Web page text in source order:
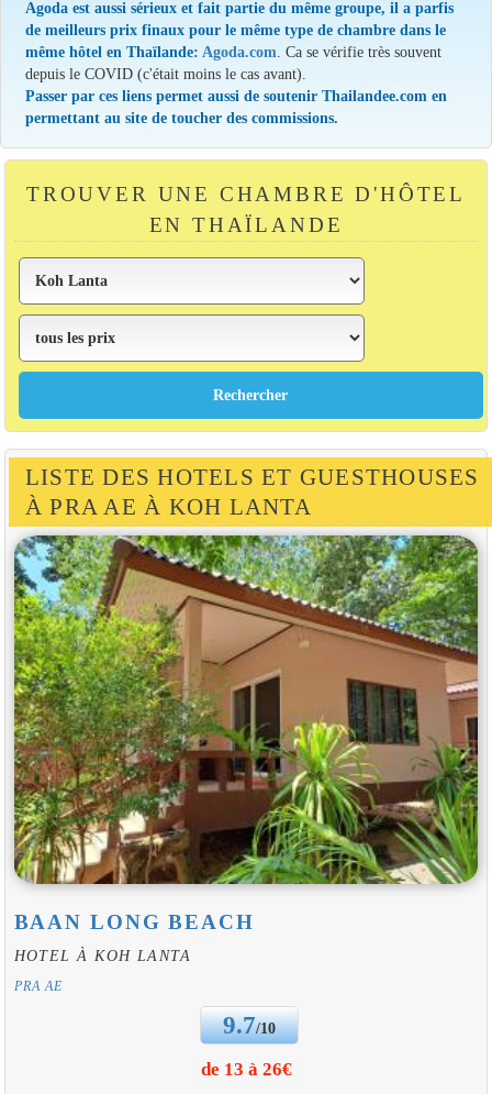
Agoda est aussi sérieux et fait partie du même groupe, il a parfis
de meilleurs prix finaux pour le même type de chambre dans le
même hôtel en Thaïlande: Agoda.com . Ca se vérifie très souvent
depuis le COVID (c'était moins le cas avant).
Passer par ces liens permet aussi de soutenir Thailandee.com en
permettant au site de toucher des commissions.
TROUVER UNE CHAMBRE D'HÔTEL
EN THAÏLANDE
LISTE DES HOTELS ET GUESTHOUSES
À PRA AE À KOH LANTA
BAAN LONG BEACH
HOTEL À KOH LANTA
PRA AE
9.7/10
de 13 à 26€